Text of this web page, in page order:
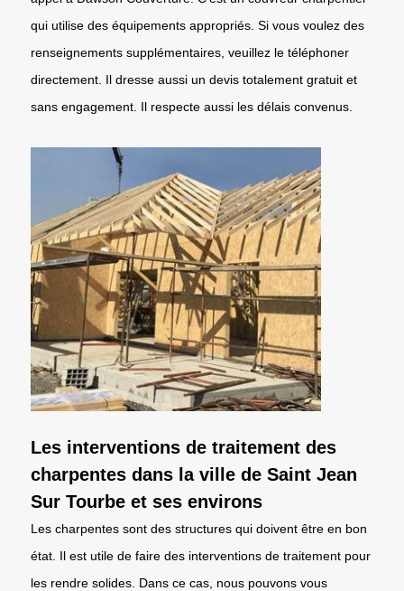
qui utilise des équipements appropriés. Si vous voulez des
renseignements supplémentaires, veuillez le téléphoner
directement. Il dresse aussi un devis totalement gratuit et
sans engagement. Il respecte aussi les délais convenus.
Les interventions de traitement des
charpentes dans la ville de Saint Jean
Sur Tourbe et ses environs
Les charpentes sont des structures qui doivent être en bon
état. Il est utile de faire des interventions de traitement pour
les rendre solides. Dans ce cas, nous pouvons vous